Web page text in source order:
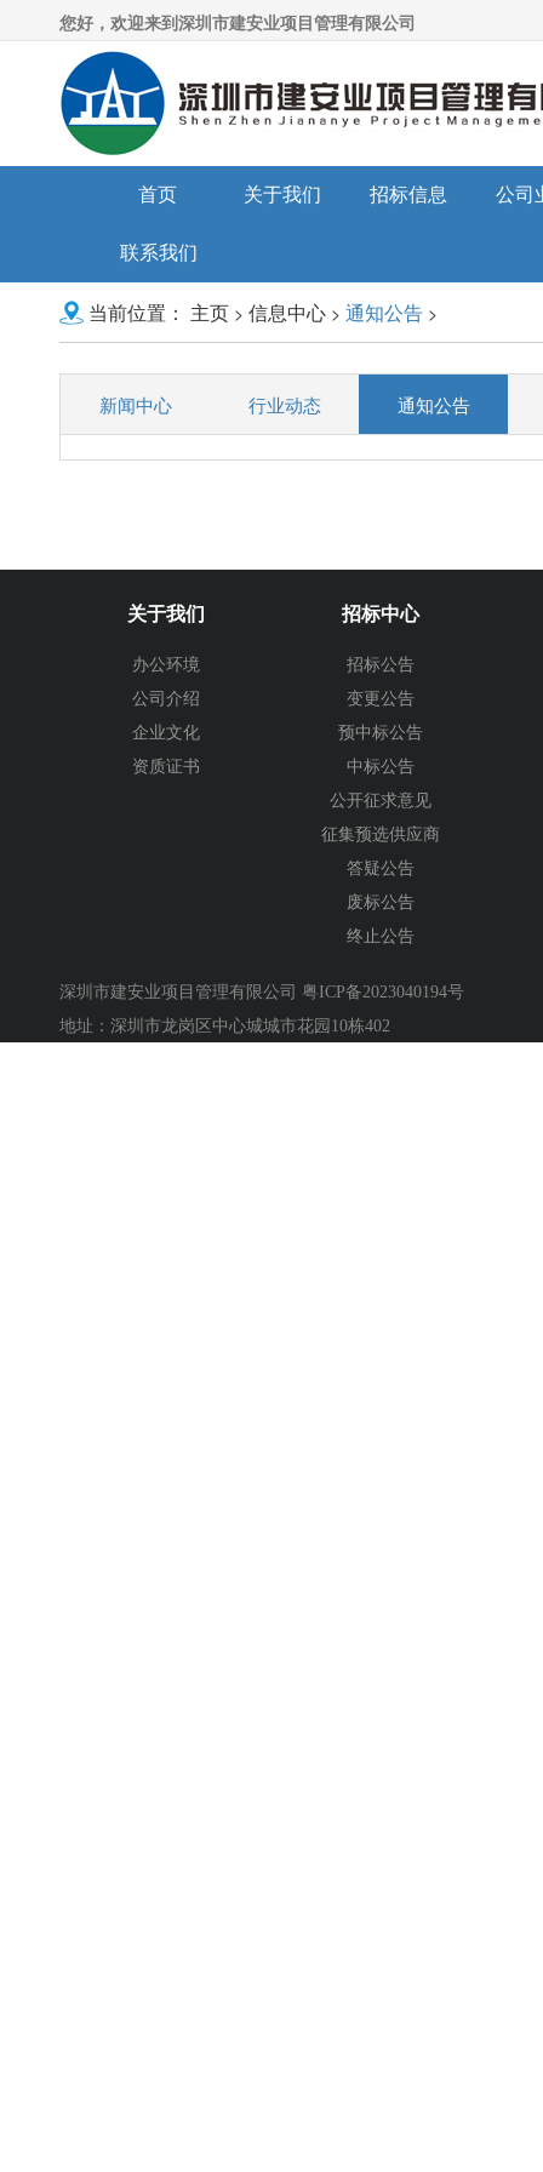
您好，欢迎来到深圳市建安业项目管理有限公司
首页 关于我们 招标信息 公司
联系我们
当前位置： 主页 > 信息中心 > 通知公告 >
新闻中心 行业动态 通知公告
关于我们
办公环境
公司介绍
企业文化
资质证书
招标中心
招标公告
变更公告
预中标公告
中标公告
公开征求意见
征集预选供应商
答疑公告
废标公告
终止公告
深圳市建安业项目管理有限公司 粤ICP备2023040194号
地址：深圳市龙岗区中心城城市花园10栋402